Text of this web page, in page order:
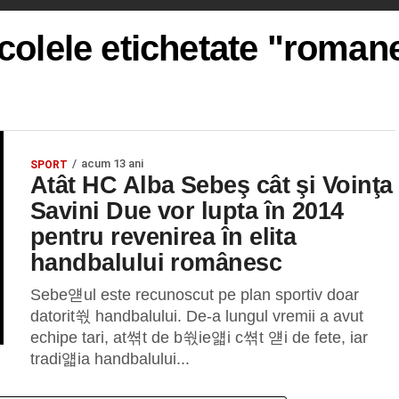
etichetate
SPORT acum 13 ani
Atât HC Alba Sebeş cât şi Voinţa
Savini Due vor lupta în 2014
pentru revenirea în elita
handbalului românesc
Sebe얟ul este recunoscut pe plan sportiv doar
datorit쒃 handbalului. De-a lungul vremii a avut
echipe tari, at쎢t de b쒃ie얣i c쎢t 얟i de fete, iar
tradi얣ia handbalului...